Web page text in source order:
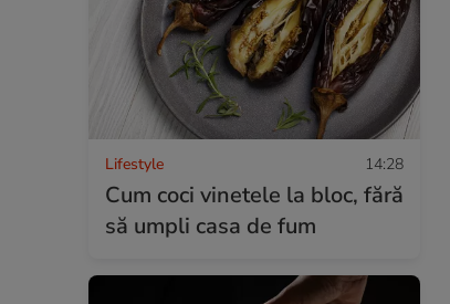
Lifestyle 14:28
Cum coci vinetele la bloc, fără
să umpli casa de fum